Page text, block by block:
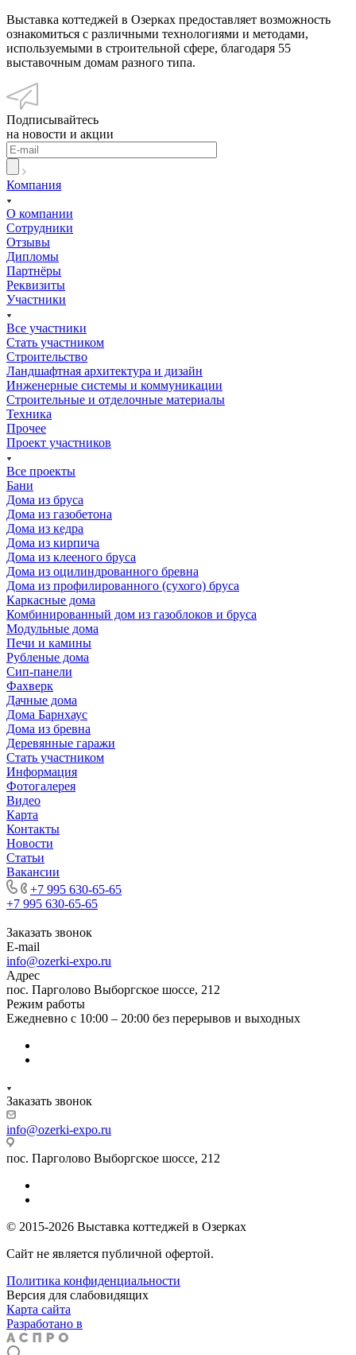
Выставка коттеджей в Озерках предоставляет возможность
ознакомиться с различными технологиями и методами,
используемыми в строительной сфере, благодаря 55
выставочным домам разного типа.
Подписывайтесь
на новости и акции
Компания
О компании
Сотрудники
Отзывы
Дипломы
Партнёры
Реквизиты
Участники
Все участники
Стать участником
Строительство
Ландшафтная архитектура и дизайн
Инженерные системы и коммуникации
Строительные и отделочные материалы
Техника
Прочее
Проект участников
Все проекты
Бани
Дома из бруса
Дома из газобетона
Дома из кедра
Дома из кирпича
Дома из клееного бруса
Дома из оцилиндрованного бревна
Дома из профилированного (сухого) бруса
Каркасные дома
Комбинированный дом из газоблоков и бруса
Модульные дома
Печи и камины
Рубленые дома
Сип-панели
Фахверк
Дачные дома
Дома Барнхаус
Дома из бревна
Деревянные гаражи
Стать участником
Информация
Фотогалерея
Видео
Карта
Контакты
Новости
Статьи
Вакансии
+7 995 630-65-65
+7 995 630-65-65
Заказать звонок
E-mail
info@ozerki-expo.ru
Адрес
пос. Парголово Выборгское шоссе, 212
Режим работы
Ежедневно с 10:00 – 20:00 без перерывов и выходных
Заказать звонок
info@ozerki-expo.ru
пос. Парголово Выборгское шоссе, 212
© 2015-2026 Выставка коттеджей в Озерках
Сайт не является публичной офертой.
Политика конфиденциальности
Версия для слабовидящих
Карта сайта
Разработано в